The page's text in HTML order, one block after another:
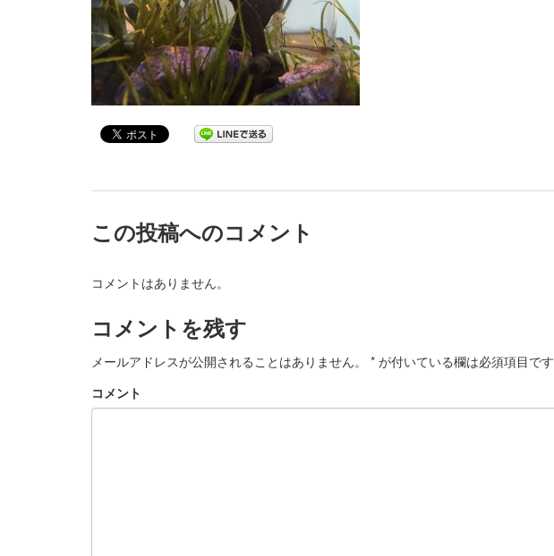
この投稿へのコメント
コメントはありません。
コメントを残す
メールアドレスが公開されることはありません。 * が付いている欄は必須項目です
コメント